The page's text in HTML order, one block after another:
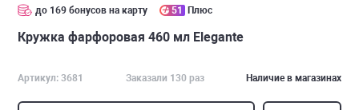
до 169 бонусов на карту 51 Плюс
Кружка фарфоровая 460 мл Elegante
Артикул: 3681 Заказали 130 раз Наличие в магазинах